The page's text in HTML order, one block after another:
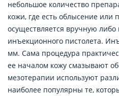
небольшое количество
кожи, где есть облысение или
осуществляется вручную
инъекционного пистолета.
мм. Сама процедура
ее началом кожу смазывают
мезотерапии используют
наиболее популярны те,